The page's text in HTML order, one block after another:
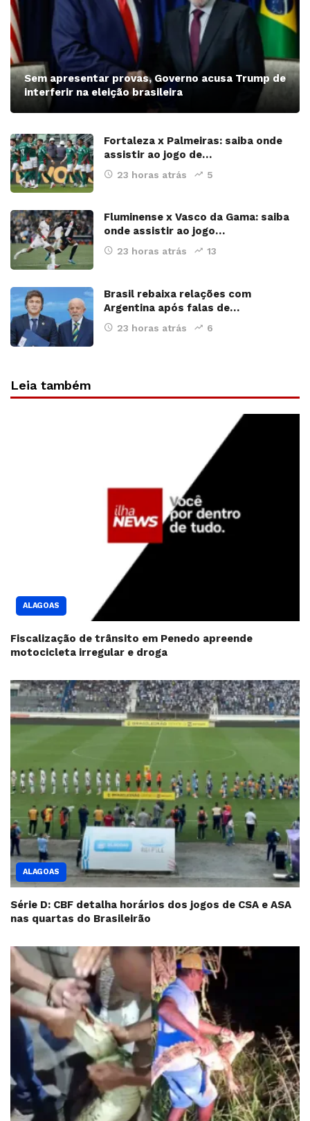
Sem apresentar provas, Governo acusa Trump de
interferir na eleição brasileira
Fortaleza x Palmeiras: saiba onde
assistir ao jogo de…
23 horas atrás 5
Fluminense x Vasco da Gama: saiba
onde assistir ao jogo…
23 horas atrás 13
Brasil rebaixa relações com
Argentina após falas de…
23 horas atrás 6
Leia também
ALAGOAS
Fiscalização de trânsito em Penedo apreende
motocicleta irregular e droga
ALAGOAS
Série D: CBF detalha horários dos jogos de CSA e ASA
nas quartas do Brasileirão